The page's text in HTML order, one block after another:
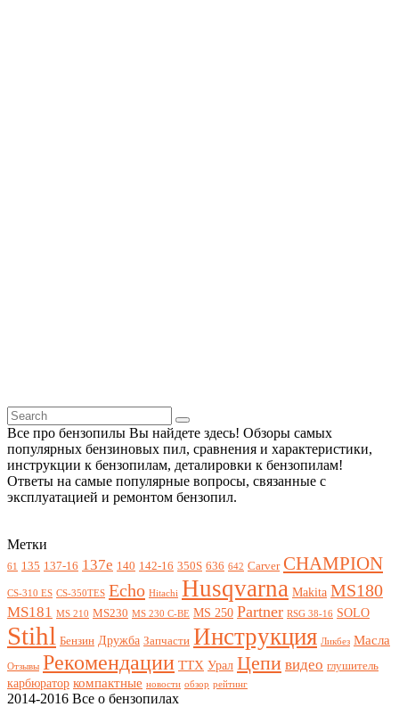
Все про бензопилы Вы найдете здесь! Обзоры самых
популярных бензиновых пил, сравнения и характеристики,
инструкции к бензопилам, деталировки к бензопилам!
Ответы на самые популярные вопросы, связанные с
эксплуатацией и ремонтом бензопил.
Метки
61 135 137-16 137e 140 142-16 350S 636 642 Carver CHAMPION
CS-310 ES CS-350TES Echo Hitachi Husqvarna Makita MS180
MS181 MS 210 MS230 MS 230 C-BE MS 250 Partner RSG 38-16 SOLO
Stihl Бензин Дружба Запчасти Инструкция Ликбез Масла
Отзывы Рекомендации ТТХ Урал Цепи видео глушитель
карбюратор компактные новости обзор рейтинг
2014-2016 Все о бензопилах